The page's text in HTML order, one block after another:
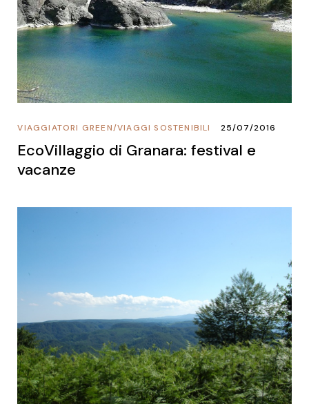
VIAGGI SOSTENIBILI
/
VIAGGIATORI GREEN 25/07/2016
EcoVillaggio di Granara: festival e
vacanze